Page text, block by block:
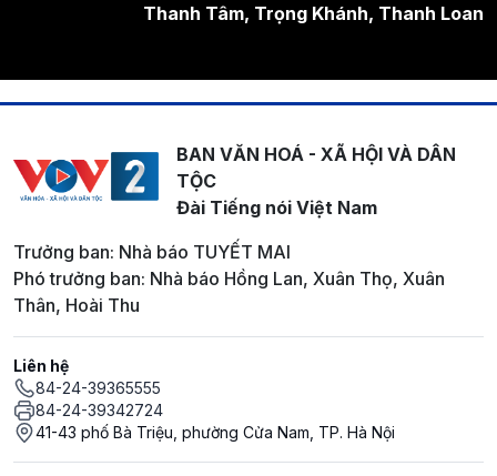
Thanh Tâm, Trọng Khánh, Thanh Loan
BAN VĂN HOÁ - XÃ HỘI VÀ DÂN
TỘC
Đài Tiếng nói Việt Nam
Trưởng ban: Nhà báo TUYẾT MAI
Phó trưởng ban: Nhà báo Hồng Lan, Xuân Thọ, Xuân
Thân, Hoài Thu
Liên hệ
84-24-39365555
84-24-39342724
41-43 phố Bà Triệu, phường Cửa Nam, TP. Hà Nội